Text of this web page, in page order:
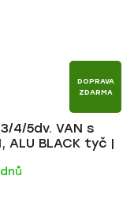
DOPRAVA
ZDARMA
4/5dv. VAN s
BLACK tyč |